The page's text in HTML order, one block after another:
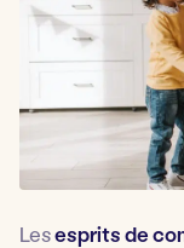
Lesesprits de